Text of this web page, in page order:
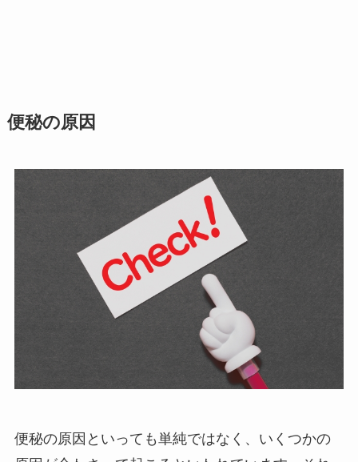
便秘の原因
便秘の原因といっても単純ではなく、いくつかの